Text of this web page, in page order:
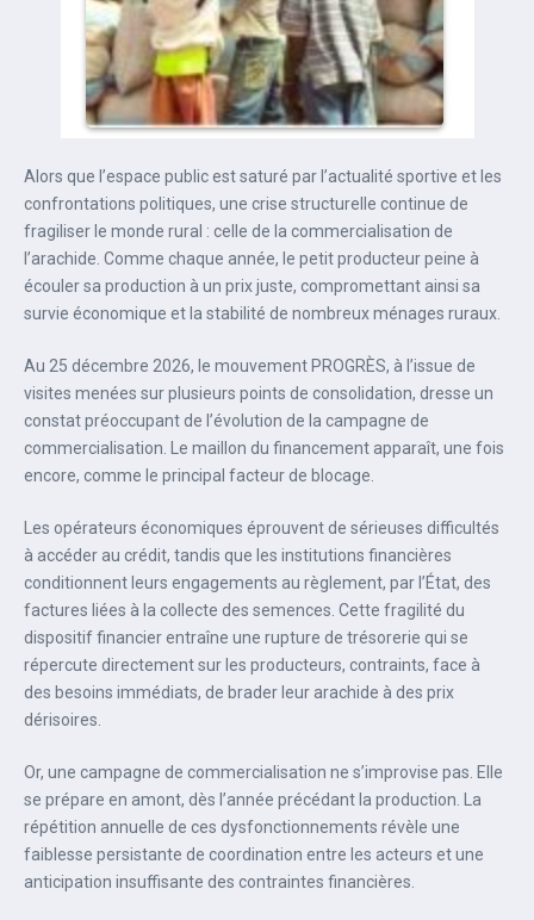
Alors que l’espace public est saturé par l’actualité sportive et les
confrontations politiques, une crise structurelle continue de
fragiliser le monde rural : celle de la commercialisation de
l’arachide. Comme chaque année, le petit producteur peine à
écouler sa production à un prix juste, compromettant ainsi sa
survie économique et la stabilité de nombreux ménages ruraux.‎‎
Au 25 décembre 2026, le mouvement PROGRÈS, à l’issue de
visites menées sur plusieurs points de consolidation, dresse un
constat préoccupant de l’évolution de la campagne de
commercialisation. Le maillon du financement apparaît, une fois
encore, comme le principal facteur de blocage.
‎‎Les opérateurs économiques éprouvent de sérieuses difficultés
à accéder au crédit, tandis que les institutions financières
conditionnent leurs engagements au règlement, par l’État, des
factures liées à la collecte des semences. Cette fragilité du
dispositif financier entraîne une rupture de trésorerie qui se
répercute directement sur les producteurs, contraints, face à
des besoins immédiats, de brader leur arachide à des prix
dérisoires.‎‎
Or, une campagne de commercialisation ne s’improvise pas. Elle
se prépare en amont, dès l’année précédant la production. La
répétition annuelle de ces dysfonctionnements révèle une
faiblesse persistante de coordination entre les acteurs et une
anticipation insuffisante des contraintes financières.‎‎